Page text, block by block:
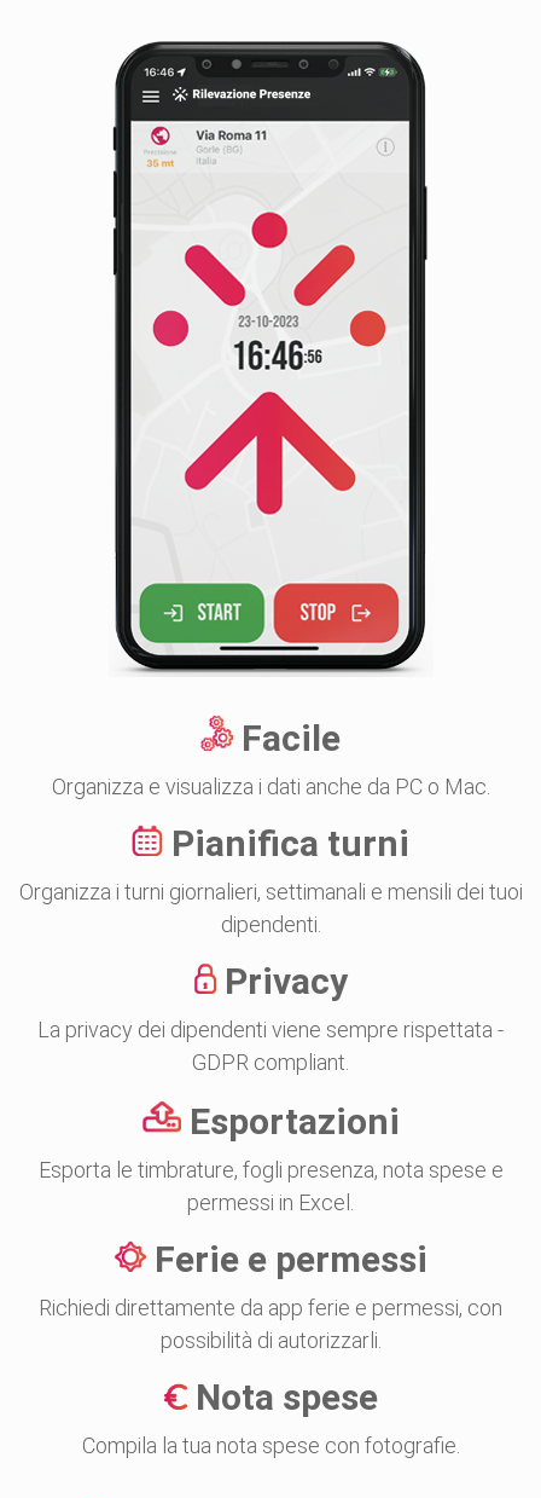
Facile
Organizza e visualizza i dati anche da PC o Mac.
Pianifica turni
Organizza i turni giornalieri, settimanali e mensili dei tuoi
dipendenti.
Privacy
La privacy dei dipendenti viene sempre rispettata -
GDPR compliant.
Esportazioni
Esporta le timbrature, fogli presenza, nota spese e
permessi in Excel.
Ferie e permessi
Richiedi direttamente da app ferie e permessi, con
possibilità di autorizzarli.
Nota spese
Compila la tua nota spese con fotografie.